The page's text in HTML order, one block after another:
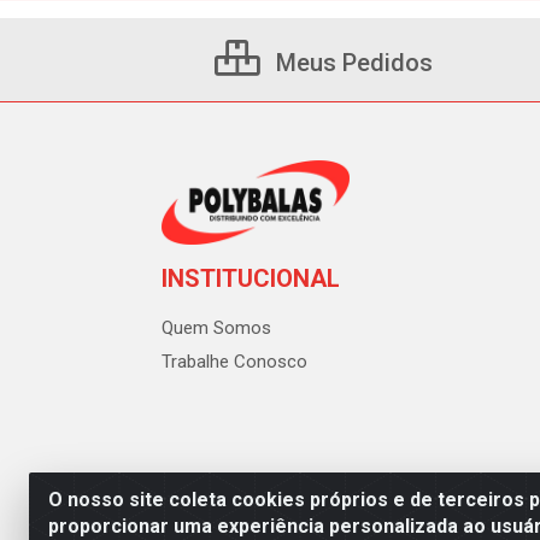
O nosso site coleta cookies próprios e de terceiros
proporcionar uma experiência personalizada ao
Meus Pedidos
INSTITUCIONAL
Quem Somos
Trabalhe Conosco